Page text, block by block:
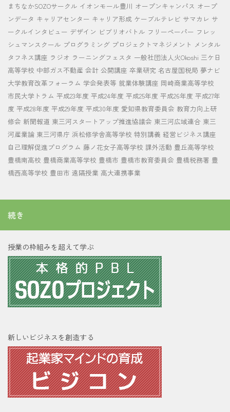
まちなかSOZOサークル イオンモール豊川 オープンキャンパス オープ
ンデータ キャリアセンター キャリア形成 ケーブルテレビ サマカレ サ
ークルインタビュー デザイン ビブリオバトル フリーペーパー フレッ
シュマンスクール プログラミング プロジェクトマネジメント メンタル
タフネス講座 ラジオ ラーニングフェスタ 一般社団法人火Okoshi 三ケ日
高等学校 中部ガス不動産 会計 公開講座 卒業研究 名古屋国税局 夢ナビ
大学教育改革フォーラム 学会発表等 就業体験講座 岡崎商業高等学校
市民大学トラム 平成23年度 平成24年度 平成25年度 平成26年度 平成27年
度 平成28年度 平成29年度 平成30年度 愛知県教育委員会 教育力向上研
修会 新聞報道 東三河スタートアップ推進協議会 東三河広域連合 東三
河産業論 東三河県庁 浜松修学舎高等学校 特別講義 経営ビジネス講座
自己理解促進プログラム 藤ノ花女子高等学校 課外活動 豊丘高等学校
豊橋南高校 豊橋商業高等学校 豊橋市 豊橋市教育委員会 豊橋税務署 豊
橋西高等学校 豊田市 遠隔授業 高大連携事業
続き
授業の枠組みを超えて学ぶ
新しいビジネスを創造する